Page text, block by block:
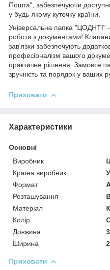
Пошта", забезпечуючи
у будь-якому куточку країни.
Універсальна папка "ЦОДНТІ"
роботи з документами!
зав'язки забезпечують
професіоналізм вашого
практичне рішення. Замовте
зручність та порядок у ваших
Приховати
Характеристики
Основні
Виробник
Країна виробник
Формат
Розташування
Матеріал
Колір
Довжина
Ширина
Приховати